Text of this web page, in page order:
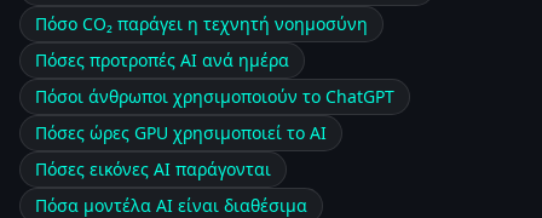
Πόσο CO₂ παράγει η τεχνητή νοημοσύνη
Πόσες προτροπές AI ανά ημέρα
Πόσοι άνθρωποι χρησιμοποιούν το ChatGPT
Πόσες ώρες GPU χρησιμοποιεί το AI
Πόσες εικόνες AI παράγονται
Πόσα μοντέλα AI είναι διαθέσιμα